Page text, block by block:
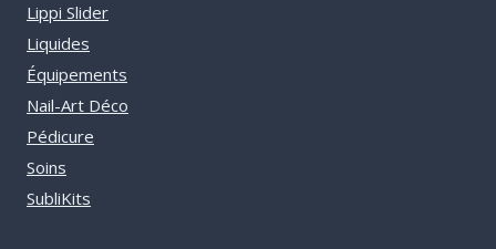
Lippi Slider
Liquides
Équipements
Nail-Art Déco
Pédicure
Soins
SubliKits